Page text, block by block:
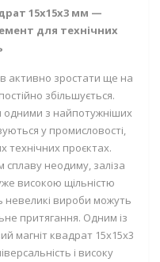
15х15х3 мм —
для технічних
активно зростати ще на
збільшується.
одними з найпотужніших
у промисловості,
технічних проєктах.
сплаву неодиму, заліза
високою щільністю
невеликі вироби можуть
притягання. Одним із
магніт квадрат 15х15х3
і високу